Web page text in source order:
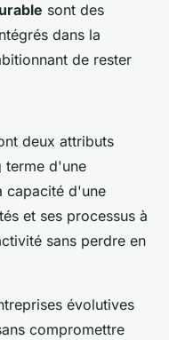
sont des
dans la
de rester
deux attributs
terme d'une
capacité d'une
et ses processus à
sans perdre en
évolutives
compromettre